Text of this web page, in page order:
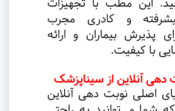
و کادری مجرب
پذیرش بیماران و ارائه
با کیفیت.
دهی آنلاین از سیناپزشک
اصلی نوبت دهی آنلاین